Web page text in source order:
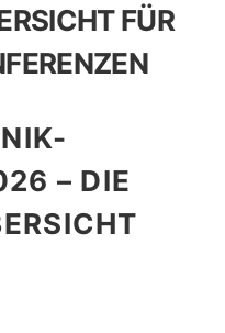
FÜR
– DIE